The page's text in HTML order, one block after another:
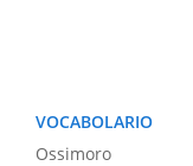
VOCABOLARIO
Ossimoro